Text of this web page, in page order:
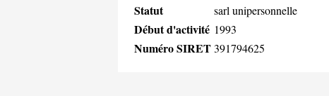
Statut sarl unipersonnelle
Début d'activité 1993
Numéro SIRET391794625